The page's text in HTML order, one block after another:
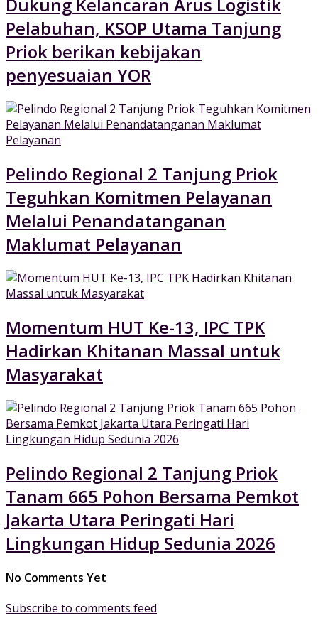
Dukung Kelancaran Arus Logistik
Pelabuhan, KSOP Utama Tanjung
Priok berikan kebijakan
penyesuaian YOR
Pelindo Regional 2 Tanjung Priok
Teguhkan Komitmen Pelayanan
Melalui Penandatanganan
Maklumat Pelayanan
Momentum HUT Ke-13, IPC TPK
Hadirkan Khitanan Massal untuk
Masyarakat
Pelindo Regional 2 Tanjung Priok
Tanam 665 Pohon Bersama Pemkot
Jakarta Utara Peringati Hari
Lingkungan Hidup Sedunia 2026
No Comments Yet
Subscribe to comments feed